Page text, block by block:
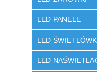
LED PANELE
LED
LED